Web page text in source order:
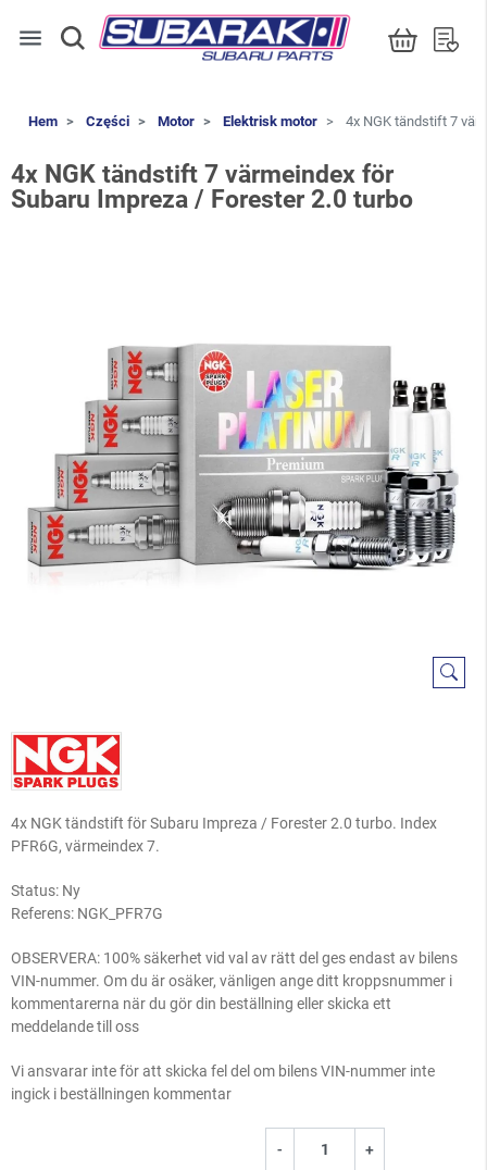
menu
Hem Części Motor Elektrisk motor 4x NGK tändstift 7
4x NGK tändstift 7 värmeindex för
Subaru Impreza / Forester 2.0 turbo
4x NGK tändstift för Subaru Impreza / Forester 2.0 turbo. Index
PFR6G, värmeindex 7.
Status: Ny
Referens: NGK_PFR7G
OBSERVERA: 100% säkerhet vid val av rätt del ges endast av bilens
VIN-nummer. Om du är osäker, vänligen ange ditt kroppsnummer i
kommentarerna när du gör din beställning eller skicka ett
meddelande till oss
Vi ansvarar inte för att skicka fel del om bilens VIN-nummer inte
ingick i beställningen kommentar
- +